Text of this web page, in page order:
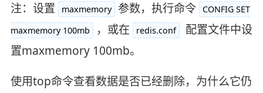
注：设置
maxmemory 参数，执行命令
CONFIG SET
maxmemory 100mb
，或在 redis.conf
配置文件中设
置maxmemory 100mb。
使用top命令查看数据是否已经删除，为什么它仍